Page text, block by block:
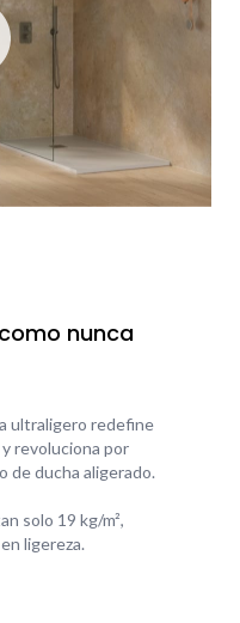
nunca
ultraligero redefine
revoluciona por
de ducha aligerado.
solo 19 kg/m²,
ligereza.